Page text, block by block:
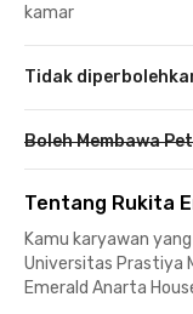
kamar
Tidak
Boleh Membawa
Tentang Rukita
Kamu karyawan
Universitas Prastiya
Emerald Anarta